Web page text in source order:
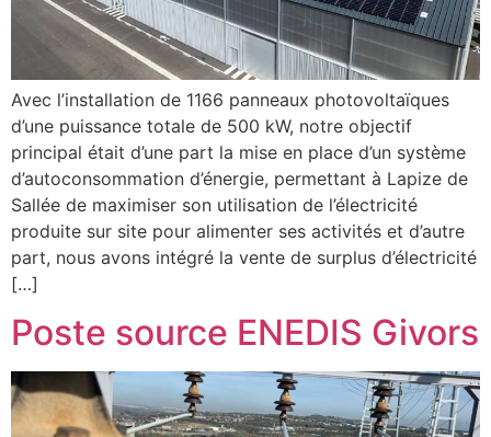
Avec l’installation de 1166 panneaux photovoltaïques
d’une puissance totale de 500 kW, notre objectif
principal était d’une part la mise en place d’un système
d’autoconsommation d’énergie, permettant à Lapize de
Sallée de maximiser son utilisation de l’électricité
produite sur site pour alimenter ses activités et d’autre
part, nous avons intégré la vente de surplus d’électricité
[…]
Poste source ENEDIS Givors